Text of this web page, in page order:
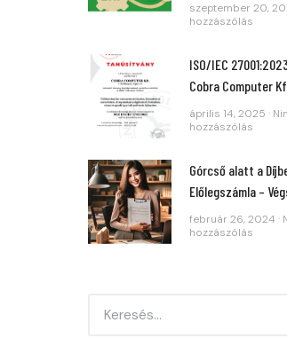
szeptember 20,
hozzászólás
ISO/IEC
Cobra Computer
április 14, 2025
hozzászólás
Górcső alatt a
Előlegszámla –
február 26, 2024
hozzászólás